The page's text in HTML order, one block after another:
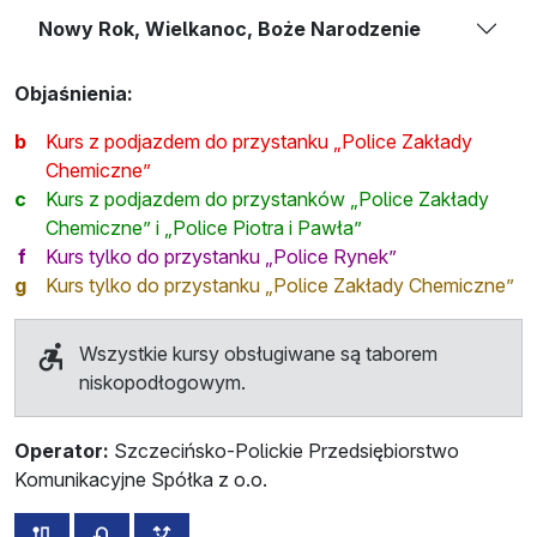
Nowy Rok, Wielkanoc, Boże Narodzenie
Objaśnienia:
b
Kurs z podjazdem do przystanku „Police Zakłady
Chemiczne”
c
Kurs z podjazdem do przystanków „Police Zakłady
Chemiczne” i „Police Piotra i Pawła”
f
Kurs tylko do przystanku „Police Rynek”
g
Kurs tylko do przystanku „Police Zakłady Chemiczne”
Wszystkie kursy obsługiwane są taborem
niskopodłogowym.
Operator: Szczecińsko-Polickie Przedsiębiorstwo
Komunikacyjne Spółka z o.o.